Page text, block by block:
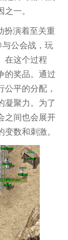
一。
扮演着至关重
公会战，玩
在这个过程
的奖品。通过
平的分配，
凝聚力。为了
之间也会展开
数和刺激。